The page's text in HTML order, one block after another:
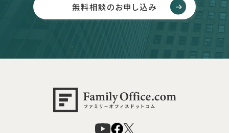
無料相談のお申し込み